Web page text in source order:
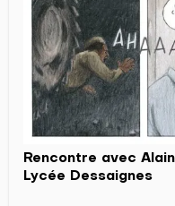
Rencontre avec
Lycée Dessaignes